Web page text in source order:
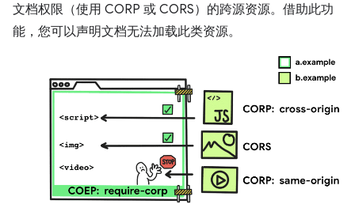
文档权限（使用 CORP 或 CORS）的跨源资源。借助此功
能，您可以声明文档无法加载此类资源。